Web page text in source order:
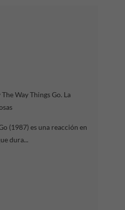
Way Things Go. La
(1987) es una reacción en
dura...